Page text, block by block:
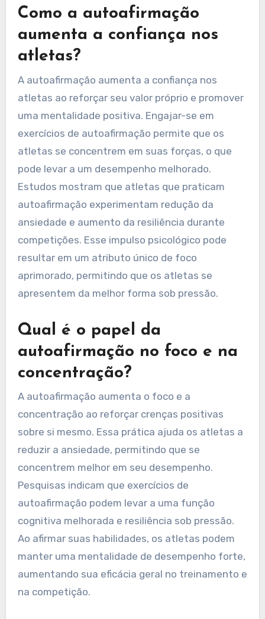
Como a autoafirmação
aumenta a confiança nos
atletas?
A autoafirmação aumenta a confiança nos
atletas ao reforçar seu valor próprio e promover
uma mentalidade positiva. Engajar-se em
exercícios de autoafirmação permite que os
atletas se concentrem em suas forças, o que
pode levar a um desempenho melhorado.
Estudos mostram que atletas que praticam
autoafirmação experimentam redução da
ansiedade e aumento da resiliência durante
competições. Esse impulso psicológico pode
resultar em um atributo único de foco
aprimorado, permitindo que os atletas se
apresentem da melhor forma sob pressão.
Qual é o papel da
autoafirmação no foco e na
concentração?
A autoafirmação aumenta o foco e a
concentração ao reforçar crenças positivas
sobre si mesmo. Essa prática ajuda os atletas a
reduzir a ansiedade, permitindo que se
concentrem melhor em seu desempenho.
Pesquisas indicam que exercícios de
autoafirmação podem levar a uma função
cognitiva melhorada e resiliência sob pressão.
Ao afirmar suas habilidades, os atletas podem
manter uma mentalidade de desempenho forte,
aumentando sua eficácia geral no treinamento e
na competição.